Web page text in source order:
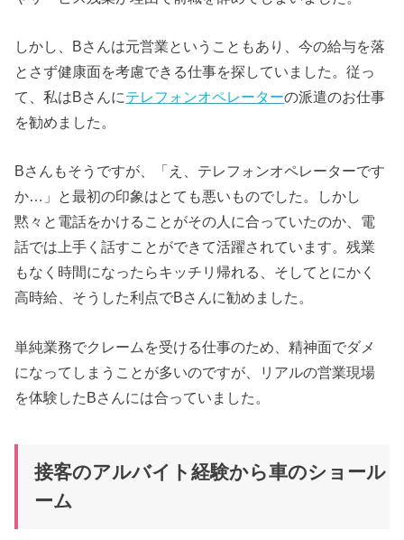
しかし、Bさんは元営業ということもあり、今の給与を落
とさず健康面を考慮できる仕事を探していました。従っ
て、私はBさんにテレフォンオペレーターの派遣のお仕事
を勧めました。
Bさんもそうですが、「え、テレフォンオペレーターです
か…」と最初の印象はとても悪いものでした。しかし
黙々と電話をかけることがその人に合っていたのか、電
話では上手く話すことができて活躍されています。残業
もなく時間になったらキッチリ帰れる、そしてとにかく
高時給、そうした利点でBさんに勧めました。
単純業務でクレームを受ける仕事のため、精神面でダメ
になってしまうことが多いのですが、リアルの営業現場
を体験したBさんには合っていました。
接客のアルバイト経験から車のショール
ーム